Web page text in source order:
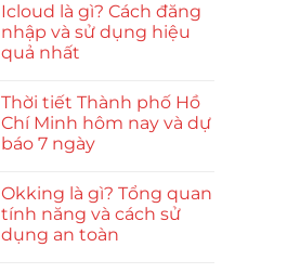
Icloud là gì? Cách đăng
nhập và sử dụng hiệu
quả nhất
Thời tiết Thành phố Hồ
Chí Minh hôm nay và dự
báo 7 ngày
Okking là gì? Tổng quan
tính năng và cách sử
dụng an toàn